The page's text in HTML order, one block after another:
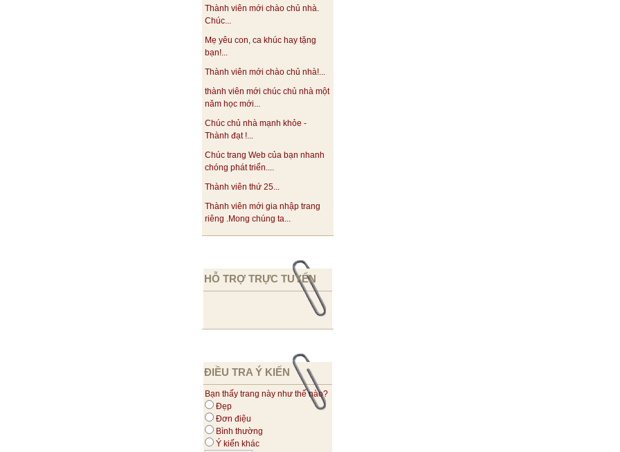
Thành viên mới chào chủ nhà.
Chúc...
Mẹ yêu con, ca khúc hay tặng
bạn!...
Thành viên mới chào chủ nhà!...
thành viên mới chúc chủ nhà một
năm học mới...
Chúc chủ nhà mạnh khỏe -
Thành đạt !...
Chúc trang Web của bạn nhanh
chóng phát triển....
Thành viên thứ 25...
Thành viên mới gia nhập trang
riêng .Mong chúng ta...
HỖ TRỢ TRỰC TUYẾN
ĐIỀU TRA Ý KIẾN
Bạn thấy trang này như thế nào?
Đẹp
Đơn điệu
Bình thường
Ý kiến khác